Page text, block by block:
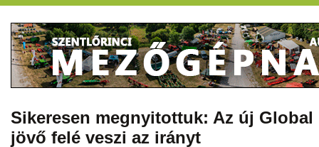
content
Sikeresen megnyitottuk: Az új Global
jövő felé veszi az irányt